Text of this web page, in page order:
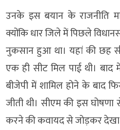
उनके इस बयान के राजनीति
क्योंकि धार जिले में पिछले
नुकसान हुआ था। यहां की छह
एक ही सीट मिल पाई थी।
बीजेपी में शामिल होने के बाद
जीती थी। सीएम की इस
करने की कवायद से जोड़कर देखा